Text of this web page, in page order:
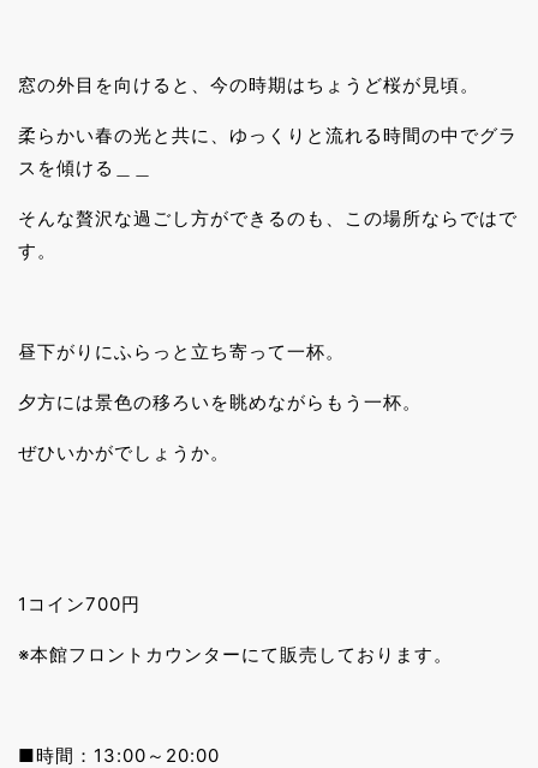
窓の外目を向けると、今の時期はちょうど桜が見頃。
柔らかい春の光と共に、ゆっくりと流れる時間の中でグラ
スを傾ける＿＿
そんな贅沢な過ごし方ができるのも、この場所ならではで
す。
昼下がりにふらっと立ち寄って一杯。
夕方には景色の移ろいを眺めながらもう一杯。
ぜひいかがでしょうか。
1コイン700円
※本館フロントカウンターにて販売しております。
■時間：13:00～20:00